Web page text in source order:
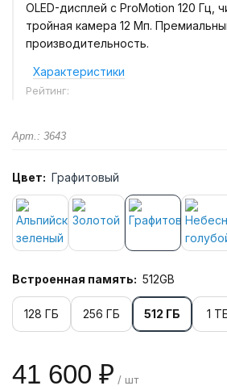
OLED-дисплей с ProMotion 120 Гц,
тройная камера 12 Мп.
производительность.
Характеристики
Рейтинг:
Арт.: 3643
Цвет: Графитовый
Встроенная память: 512GB
128 ГБ 256 ГБ 512 ГБ 1
41 600 ₽ / шт